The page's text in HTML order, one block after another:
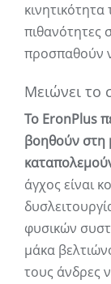
πιθανότητες
προσπαθούν
Μειώνει το
Το EronPlus
βοηθούν στη
άγχος είναι
φυσικών
μάκα
τους άνδρες